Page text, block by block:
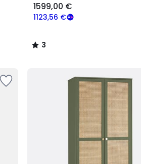
1123,56 €
1599,00 €
3
/